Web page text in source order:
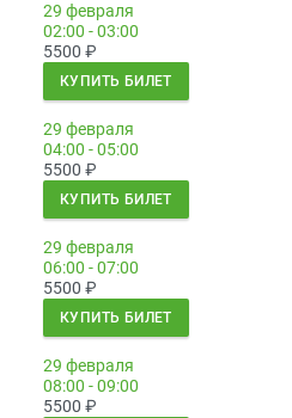
29 февраля
02:00 - 03:00
5500 ₽
КУПИТЬ БИЛЕТ
29 февраля
04:00 - 05:00
5500 ₽
КУПИТЬ БИЛЕТ
29 февраля
06:00 - 07:00
5500 ₽
КУПИТЬ БИЛЕТ
29 февраля
08:00 - 09:00
5500 ₽